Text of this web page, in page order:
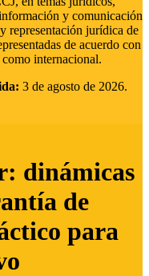
y comunicación
representación jurídica de
de acuerdo con
internacional.
3 de agosto de 2026.
dinámicas
de
para